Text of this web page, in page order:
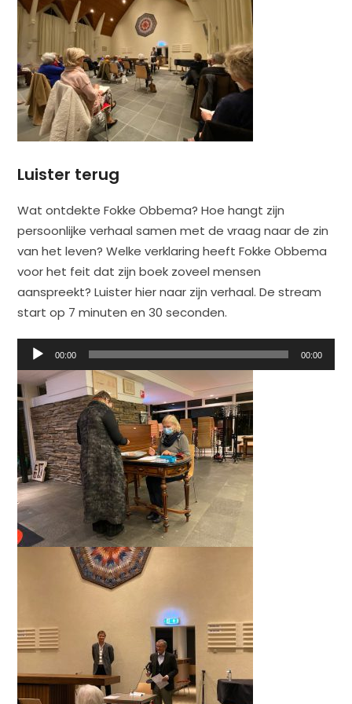
Luister terug
Wat ontdekte Fokke Obbema? Hoe hangt zijn
persoonlijke verhaal samen met de vraag naar de zin
van het leven? Welke verklaring heeft Fokke Obbema
voor het feit dat zijn boek zoveel mensen
aanspreekt? Luister hier naar zijn verhaal. De stream
start op 7 minuten en 30 seconden.
Audiospeler
00:00 00:00